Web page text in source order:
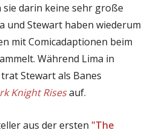
darin keine sehr große
und Stewart haben wiederum
mit Comicadaptionen beim
Während Lima in
Stewart als Banes
Knight Risesauf.
aus der ersten "The